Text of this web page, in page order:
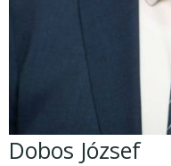
Dobos József